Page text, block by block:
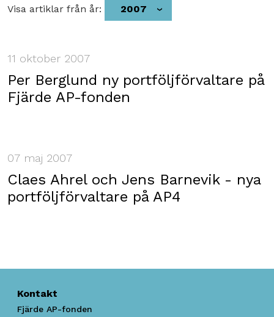
Visa artiklar från år: 2007
11 oktober 2007
Per Berglund ny portföljförvaltare på
Fjärde AP-fonden
07 maj 2007
Claes Ahrel och Jens Barnevik - nya
portföljförvaltare på AP4
Kontakt
Fjärde AP-fonden